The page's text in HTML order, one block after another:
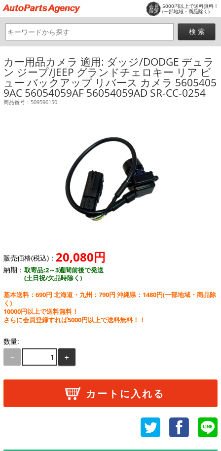
会員
限定
5000円以上で送料無料！
(一部地域・商品除く)
カー用品カメラ 適用: ダッジ/DODGE デュラ
ン ジープ/JEEP グランドチェロキー リア ビ
ュー バックアップ リバース カメラ 5605405
9AC 56054059AF 56054059AD SR-CC-0254
商品番号：509596150
販売価格(税込)： 20,080円
納期： 取寄品:2～3週間前後で発送
(土日祝/欠品時除く)
基本送料：690円 北海道・九州：790円 沖縄県：1480円(一部地域・商品除
く)
10000円以上で送料無料！
さらに会員登録すれば5000円以上で送料無料！！
数量:
－
＋
カートに入れる